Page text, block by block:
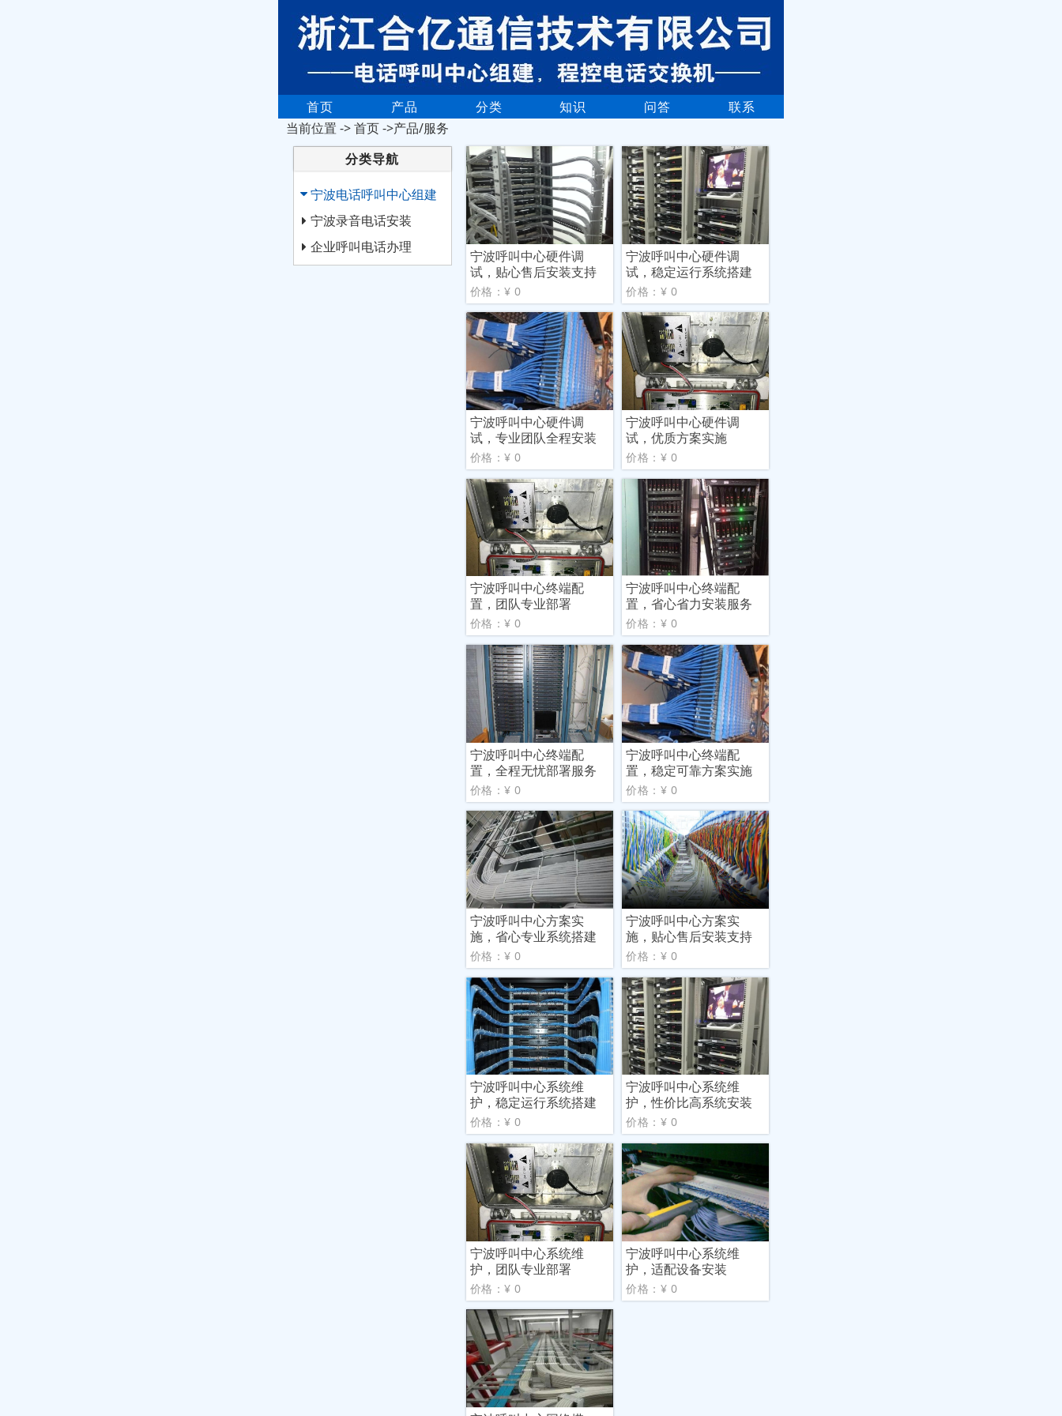
首页 产品 分类 知识 问答
联系
当前位置 ->首页->产品/服务
分类导航
宁波电话呼叫中心组建
宁波录音电话安装
企业呼叫电话办理
宁波呼叫中心硬件调
试，贴心售后安装支持
价格：¥ 0
宁波呼叫中心硬件调
试，稳定运行系统搭建
价格：¥ 0
宁波呼叫中心硬件调
试，专业团队全程安装
价格：¥ 0
宁波呼叫中心硬件调
试，优质方案实施
价格：¥ 0
宁波呼叫中心终端配
置，团队专业部署
价格：¥ 0
宁波呼叫中心终端配
置，省心省力安装服务
价格：¥ 0
宁波呼叫中心终端配
置，全程无忧部署服务
价格：¥ 0
宁波呼叫中心终端配
置，稳定可靠方案实施
价格：¥ 0
宁波呼叫中心方案实
施，省心专业系统搭建
价格：¥ 0
宁波呼叫中心方案实
施，贴心售后安装支持
价格：¥ 0
宁波呼叫中心系统维
护，稳定运行系统搭建
价格：¥ 0
宁波呼叫中心系统维
护，性价比高系统安装
价格：¥ 0
宁波呼叫中心系统维
护，团队专业部署
价格：¥ 0
宁波呼叫中心系统维
护，适配设备安装
价格：¥ 0